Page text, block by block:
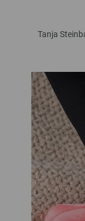
Tanja